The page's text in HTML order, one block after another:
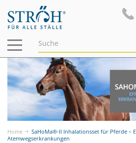
Navigation
ein-/ausblenden
Home
SaHoMa®-II Inhalationsset für Pferde –
Atemwegserkrankungen